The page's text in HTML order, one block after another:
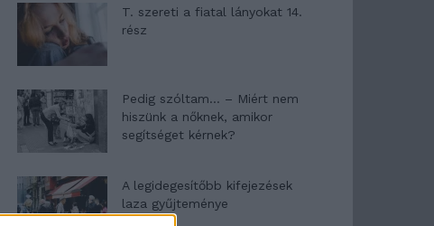
T. szereti a fiatal lányokat 14.
rész
Pedig szóltam… – Miért nem
hiszünk a nőknek, amikor
segítséget kérnek?
A legidegesítőbb kifejezések
laza gyűjteménye